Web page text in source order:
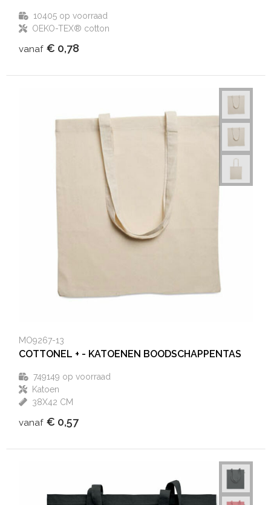
10405op voorraad
OEKO-TEX® cotton
vanaf € 0,78
MO9267-13
COTTONEL + - KATOENEN BOODSCHAPPENTAS
749149 op voorraad
Katoen
38X42 CM
vanaf € 0,57